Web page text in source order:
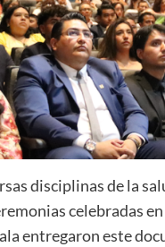
disciplinas de la
celebradas
entregaron este